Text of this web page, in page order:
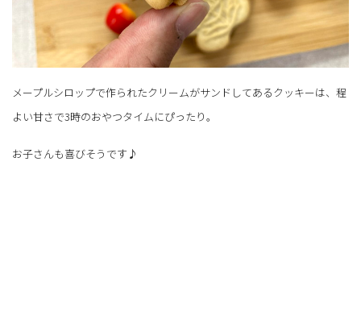
メープルシロップで作られたクリームがサンドしてあるクッキーは、程
よい甘さで3時のおやつタイムにぴったり。
お子さんも喜びそうです♪